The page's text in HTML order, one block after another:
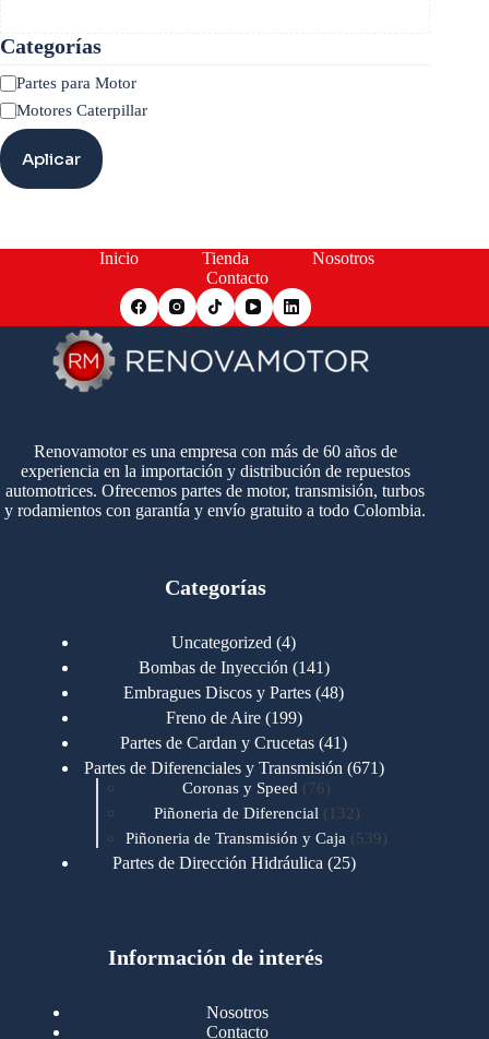
Categorías
Categoría
Partes para Motor
Motores Caterpillar
Aplicar
Inicio Tienda
Nosotros
Contacto
Renovamotor es una empresa con más de 60 años de
experiencia en la importación y distribución de repuestos
automotrices. Ofrecemos partes de motor, transmisión, turbos
y rodamientos con garantía y envío gratuito a todo Colombia.
Categorías
Uncategorized 44
productos
Bombas de Inyección 141141
productos
Embragues Discos y Partes 4848
Freno de Aire 199199
productos
Partes de Cardan y Crucetas 4141
productos
Partes de Diferenciales y Transmisión 671671
Coronas y Speed 7676
productos
Piñoneria de Diferencial 132 132
productos
Piñoneria de Transmisión y Caja 539539
Partes de Dirección Hidráulica 2525
Motores Cummins 723
Cummins B/C 855
Información de interés
Nosotros
Contacto